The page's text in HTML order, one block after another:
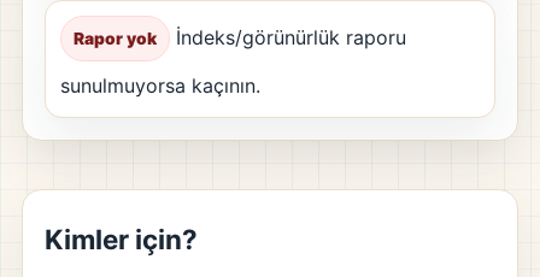
Rapor yok
İndeks/görünürlük raporu
sunulmuyorsa kaçının.
Kimler için?